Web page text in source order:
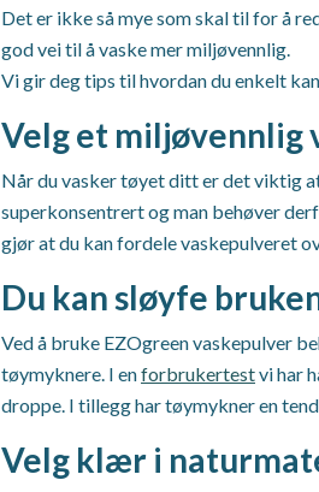
Det er ikke så mye som skal til for å
god vei til å vaske mer miljøvennlig.
Vi gir deg tips til hvordan du enkelt
Velg et miljøvennlig
Når du vasker tøyet ditt er det viktig
superkonsentrert og man behøver
gjør at du kan fordele vaskepulveret
Du kan sløyfe
Ved å bruke EZOgreen vaskepulver
tøymyknere. I enforbrukertestvi har
droppe. I tillegg har tøymykner en
Velg klær i